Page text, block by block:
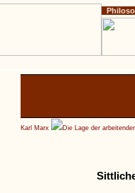
Karl Marx Die Lage der